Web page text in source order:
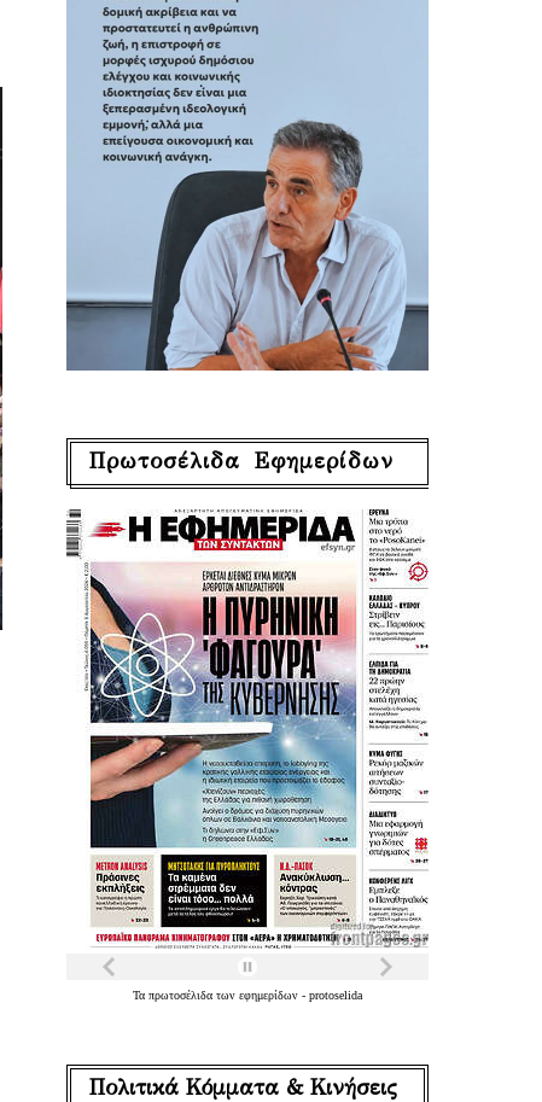
Πρωτοσέλιδα Εφημερίδων
Τα πρωτοσέλιδα των εφημερίδων - protoselida
Πολιτικά Κόμματα & Κινήσεις